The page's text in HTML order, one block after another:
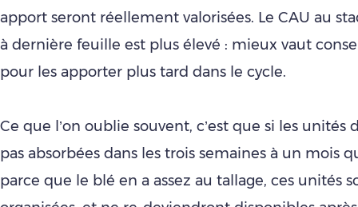
apport seront réellement valorisées. Le CAU au
à dernière feuille est plus élevé : mieux vaut
pour les apporter plus tard dans le cycle.
Ce que l’on oublie souvent, c’est que si les unités
pas absorbées dans les trois semaines à un mois
parce que le blé en a assez au tallage, ces unités